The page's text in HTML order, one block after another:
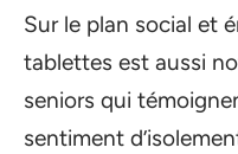
Sur le plan social et
tablettes est aussi
seniors qui
sentiment